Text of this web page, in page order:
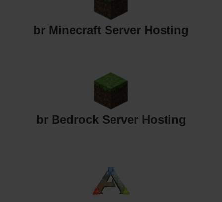
br Minecraft Server Hosting
br Bedrock Server Hosting